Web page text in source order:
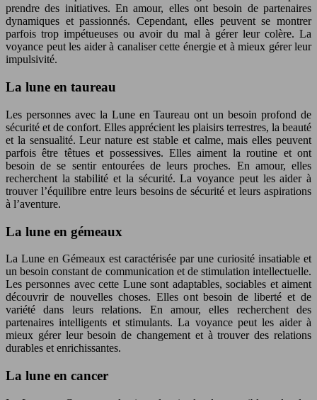
prendre des initiatives. En amour, elles ont besoin de partenaires
dynamiques et passionnés. Cependant, elles peuvent se montrer
parfois trop impétueuses ou avoir du mal à gérer leur colère. La
voyance peut les aider à canaliser cette énergie et à mieux gérer leur
impulsivité.
La lune en taureau
Les personnes avec la Lune en Taureau ont un besoin profond de
sécurité et de confort. Elles apprécient les plaisirs terrestres, la beauté
et la sensualité. Leur nature est stable et calme, mais elles peuvent
parfois être têtues et possessives. Elles aiment la routine et ont
besoin de se sentir entourées de leurs proches. En amour, elles
recherchent la stabilité et la sécurité. La voyance peut les aider à
trouver l’équilibre entre leurs besoins de sécurité et leurs aspirations
à l’aventure.
La lune en gémeaux
La Lune en Gémeaux est caractérisée par une curiosité insatiable et
un besoin constant de communication et de stimulation intellectuelle.
Les personnes avec cette Lune sont adaptables, sociables et aiment
découvrir de nouvelles choses. Elles ont besoin de liberté et de
variété dans leurs relations. En amour, elles recherchent des
partenaires intelligents et stimulants. La voyance peut les aider à
mieux gérer leur besoin de changement et à trouver des relations
durables et enrichissantes.
La lune en cancer